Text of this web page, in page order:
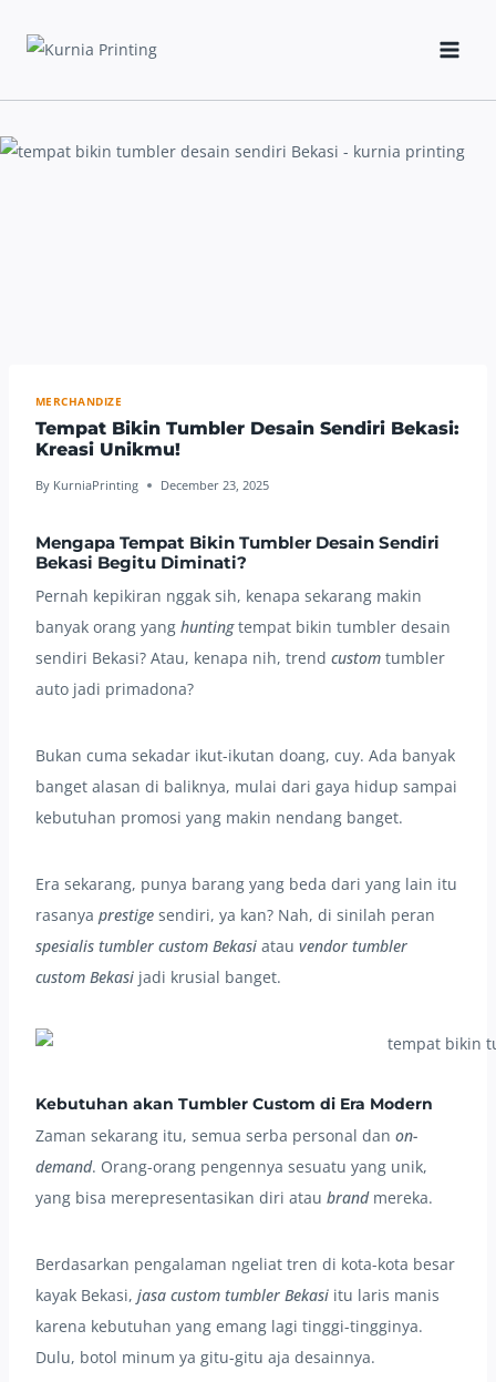
MERCHANDIZE
Tempat Bikin Tumbler Desain Sendiri Bekasi:
Kreasi Unikmu!
By KurniaPrinting December 23, 2025
Mengapa Tempat Bikin Tumbler Desain Sendiri
Bekasi Begitu Diminati?
Pernah kepikiran nggak sih, kenapa sekarang makin
banyak orang yang huntingtempat bikin tumbler desain
sendiri Bekasi? Atau, kenapa nih, trend custom tumbler
auto jadi primadona?
Bukan cuma sekadar ikut-ikutan doang, cuy. Ada banyak
banget alasan di baliknya, mulai dari gaya hidup sampai
kebutuhan promosi yang makin nendang banget.
Era sekarang, punya barang yang beda dari yang lain itu
rasanya prestige sendiri, ya kan? Nah, di sinilah peran
spesialis tumbler custom Bekasi atau vendor tumbler
custom Bekasi jadi krusial banget.
Kebutuhan akan Tumbler Custom di Era Modern
Zaman sekarang itu, semua serba personal dan on-
demand. Orang-orang pengennya sesuatu yang unik,
yang bisa merepresentasikan diri atau brandmereka.
Berdasarkan pengalaman ngeliat tren di kota-kota besar
kayak Bekasi, jasa custom tumbler Bekasi itu laris manis
karena kebutuhan yang emang lagi tinggi-tingginya.
Dulu, botol minum ya gitu-gitu aja desainnya.